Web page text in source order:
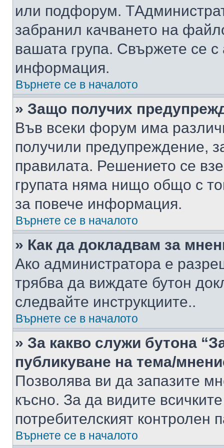
или подфорум.
забранил качването на
вашата група. Свържете се
информация.
Върнете се в началото
» Защо получих
Във всеки форум има
получили предупреждение,
правилата. Решението се
групата няма нищо общо с
за повече информация.
Върнете се в началото
» Как да докладвам за
Ако администратора е
трябва да виждате бутон
следвайте инструкциите..
Върнете се в началото
» За какво служи бутона
публикуване на тема/
Позволява ви да запазите
късно. За да видите
потребителският контролен
Върнете се в началото